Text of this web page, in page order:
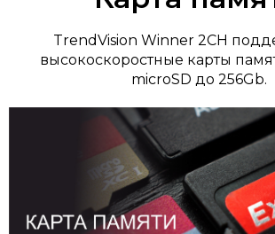
TrendVision Winner 2CH
высокоскоростные карты
microSD до 256Gb.